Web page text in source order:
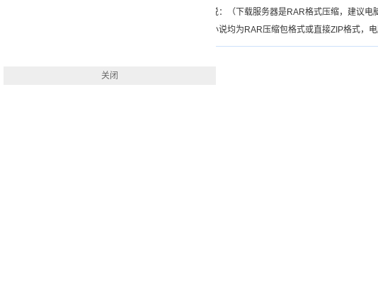
三、如何下载小说：（下载服务器是RAR格式压缩，建议
四、本站下载的小说均为RAR压缩包格式或直接ZIP格式，
关闭